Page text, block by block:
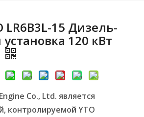
LR6B3L-15 Дизель-
120 кВт
Co., Ltd. является
контролируемой YTO